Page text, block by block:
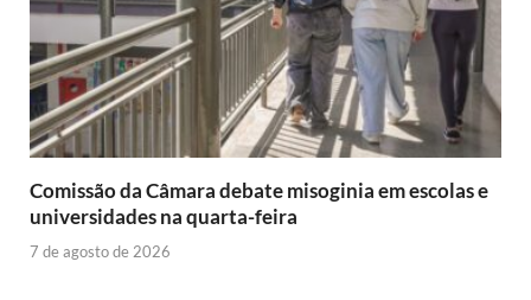
Comissão da Câmara debate misoginia em escolas e
universidades na quarta-feira
7 de agosto de 2026